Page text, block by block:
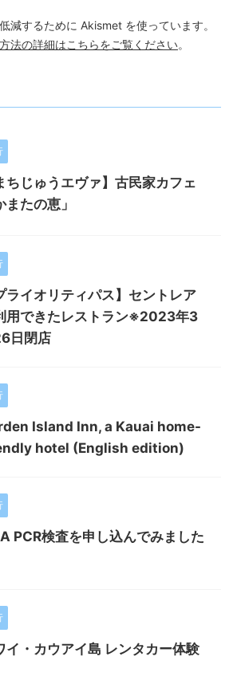
減するために Akismet を使っています。
法の詳細はこちらをご覧ください。
ちじゅうエヴァ】古民家カフェ
またの恵」
ライオリティパス】セントレア
用できたレストラン※2023年3
日閉店
Island Inn, a Kauai home-
hotel (English edition)
PCR検査を申し込んでみました
イ・カウアイ島 レンタカー体験